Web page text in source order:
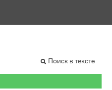
Поиск в тексте